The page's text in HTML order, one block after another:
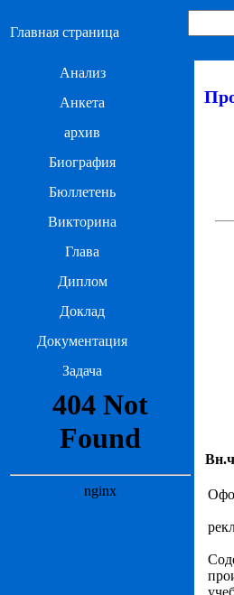
Главная страница
Анализ
Анкета
архив
Биография
Бюллетень
Викторина
Глава
Диплом
Доклад
Документация
Задача